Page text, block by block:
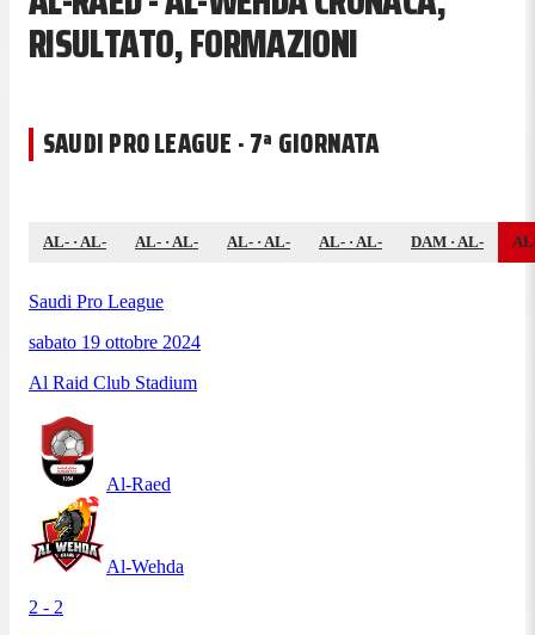
RISULTATO, FORMAZIONI
SAUDI PRO LEAGUE · 7ª GIORNATA
AL- · AL- AL- · AL- AL- · AL- AL- · AL- DAM · AL-
Saudi Pro League
sabato 19 ottobre 2024
Al Raid Club Stadium
Al-Raed
Al-Wehda
2 - 2